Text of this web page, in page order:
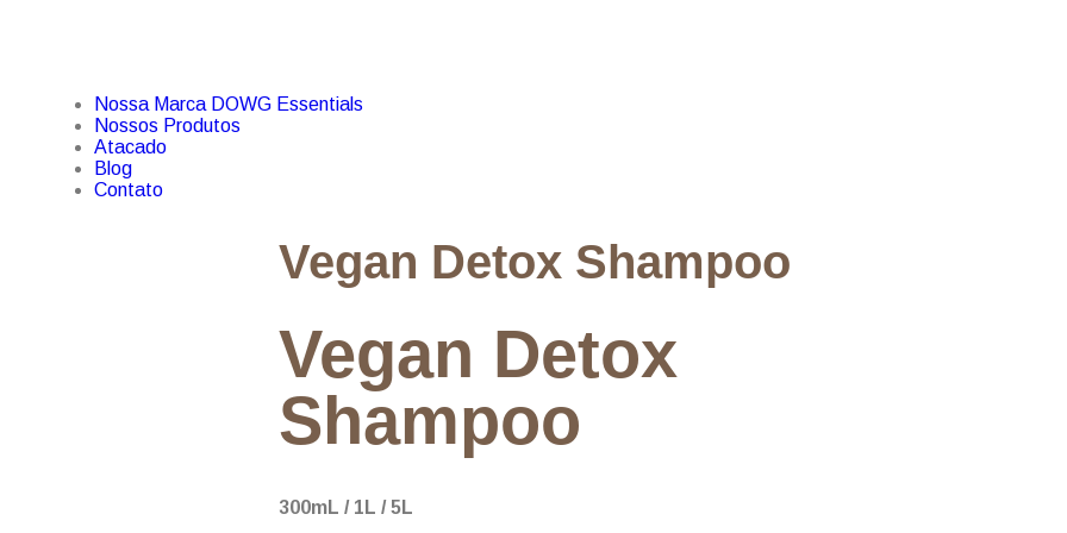
Nossa Marca DOWG Essentials
Nossos Produtos
Atacado
Blog
Contato
Vegan Detox Shampoo
Vegan Detox
Shampoo
300mL / 1L / 5L